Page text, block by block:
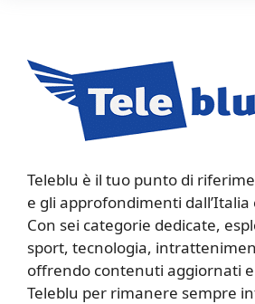
Teleblu è il tuo punto di
e gli approfondimenti dall’Italia
Con sei categorie dedicate,
sport, tecnologia,
offrendo contenuti aggiornati
Teleblu per rimanere sempre